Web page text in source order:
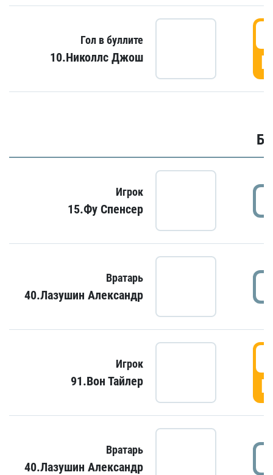
Гол в буллите
10.Николлс Джош
Игрок
15.Фу Спенсер
Вратарь
40.Лазушин Александр
Игрок
91.Вон Тайлер
Вратарь
40.Лазушин Александр